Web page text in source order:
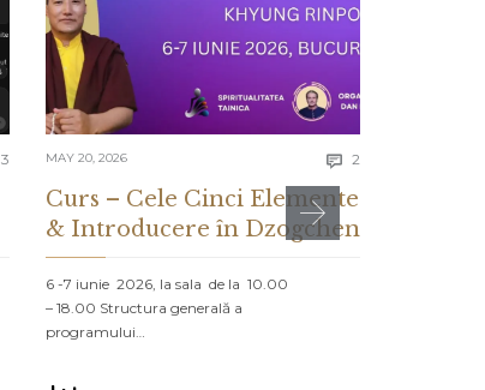
3 Comments
MAY 20, 2026  2
Curs – Cele Cinci Elemente
& Introducere în Dzogchen
6 -7 iunie 2026, la sala de la 10.00
– 18.00 Structura generală a
programului…